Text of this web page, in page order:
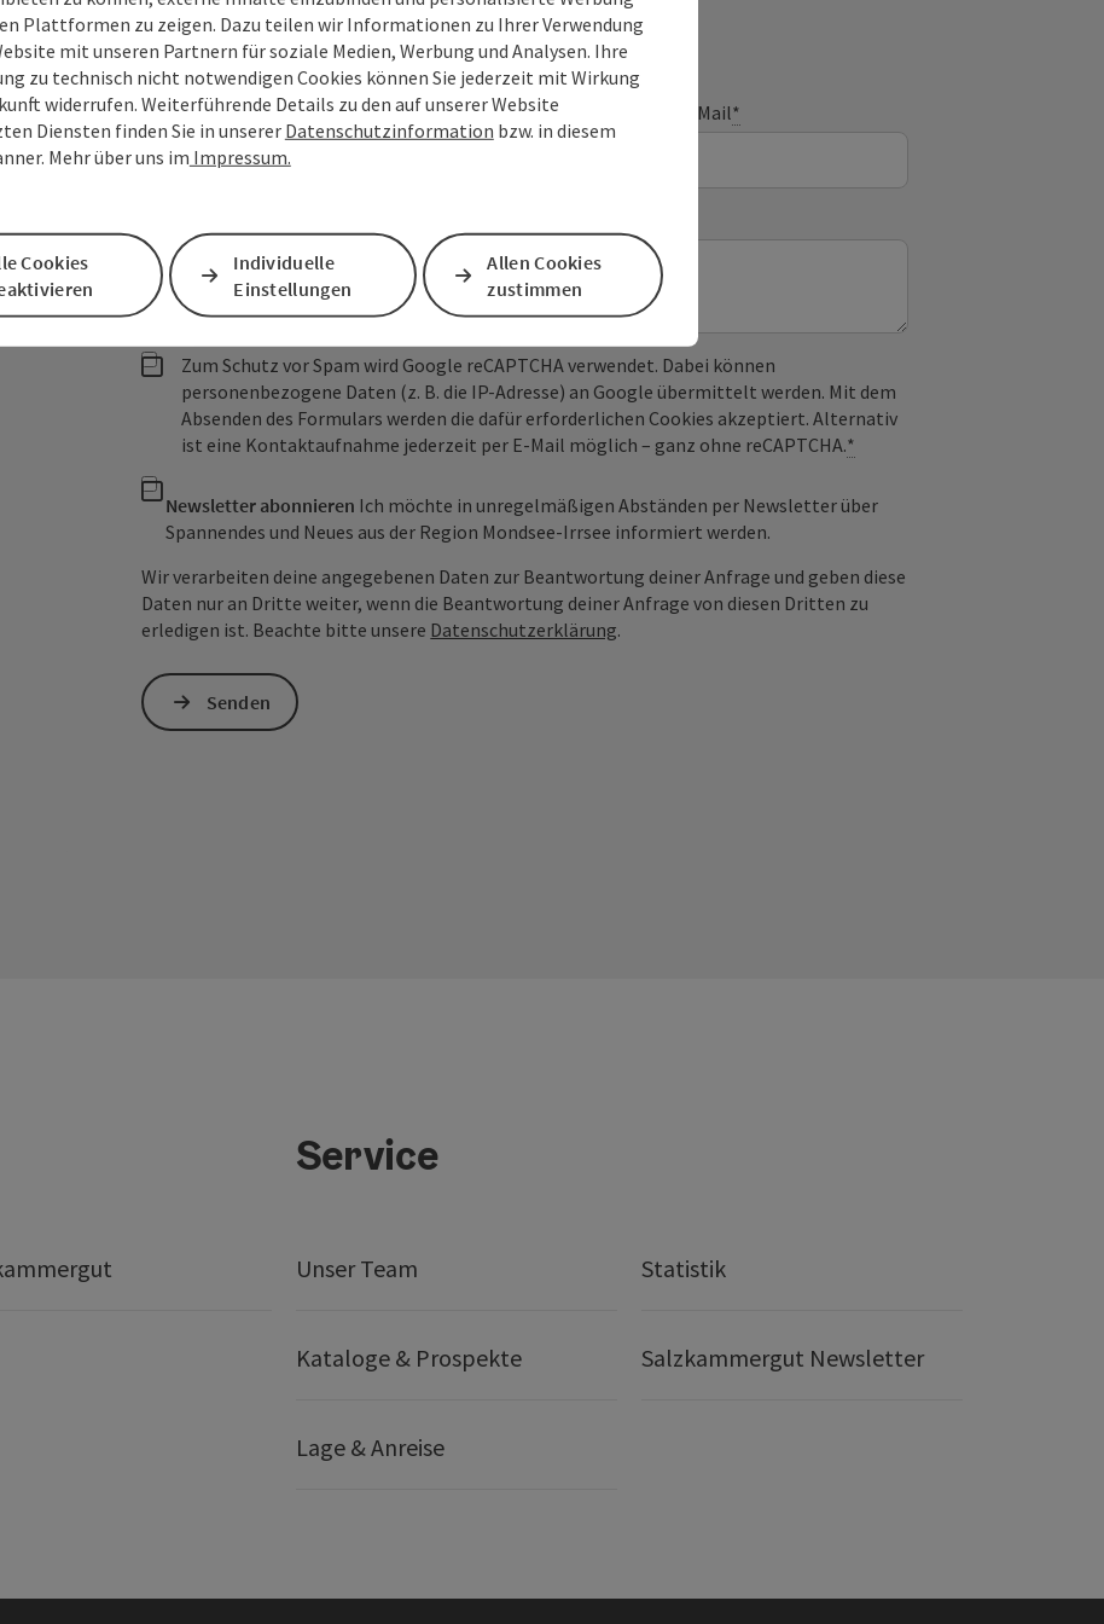
Felder mit* sind Pflichtfelder
Vorname Nachname E-Mail*
Zum Schutz vor Spam wird Google reCAPTCHA verwendet. Dabei können
personenbezogene Daten (z. B. die IP-Adresse) an Google übermittelt werden. Mit dem
Absenden des Formulars werden die dafür erforderlichen Cookies akzeptiert. Alternativ
ist eine Kontaktaufnahme jederzeit per E-Mail möglich – ganz ohne reCAPTCHA.*
Newsletter abonnieren Ich möchte in unregelmäßigen Abständen per Newsletter über
Spannendes und Neues aus der Region Mondsee-Irrsee informiert werden.
Wir verarbeiten deine angegebenen Daten zur Beantwortung deiner Anfrage und geben diese
Daten nur an Dritte weiter, wenn die Beantwortung deiner Anfrage von diesen Dritten zu
erledigen ist. Beachte bitte unsere Datenschutzerklärung.
Senden
Service
Unser Team Statistik
Kataloge & Prospekte Salzkammergut Newsletter
Lage & Anreise
Plattformen zu zeigen. Dazu teilen wir Informationen zu Ihrer Verwendung
mit unseren Partnern für soziale Medien, Werbung und Analysen. Ihre
zu technisch nicht notwendigen Cookies können Sie jederzeit mit Wirkung
widerrufen. Weiterführende Details zu den auf unserer Website
Diensten finden Sie in unsererDatenschutzinformation bzw. in diesem
Mehr über uns im Impressum.
Cookies
Individuelle
Einstellungen
Allen Cookies
zustimmen